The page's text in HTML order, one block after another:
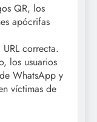
QR, los
apócrifas
URL correcta.
los usuarios
WhatsApp y
víctimas de